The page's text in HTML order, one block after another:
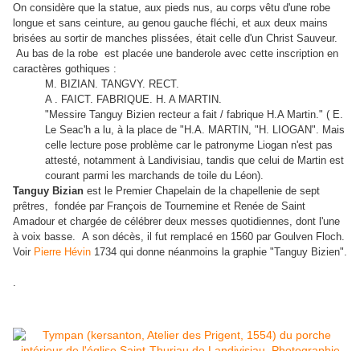
On considère que la statue, aux pieds nus, au corps vêtu d'une robe
longue et sans ceinture, au genou gauche fléchi, et aux deux mains
brisées au sortir de manches plissées, était celle d'un Christ Sauveur.
Au bas de la robe est placée une banderole avec cette inscription en
caractères gothiques :
M. BIZIAN. TANGVY. RECT.
A . FAICT. FABRIQUE. H. A MARTIN.
"Messire Tanguy Bizien recteur a fait / fabrique H.A Martin." ( E.
Le Seac'h a lu, à la place de "H.A. MARTIN, "H. LIOGAN". Mais
celle lecture pose problème car le patronyme Liogan n'est pas
attesté, notamment à Landivisiau, tandis que celui de Martin est
courant parmi les marchands de toile du Léon).
Tanguy Bizian est le Premier Chapelain de la chapellenie de sept
prêtres, fondée par François de Tournemine et Renée de Saint
Amadour et chargée de célébrer deux messes quotidiennes, dont l'une
à voix basse. A son décès, il fut remplacé en 1560 par Goulven Floch.
Voir Pierre Hévin 1734 qui donne néanmoins la graphie "Tanguy Bizien".
.